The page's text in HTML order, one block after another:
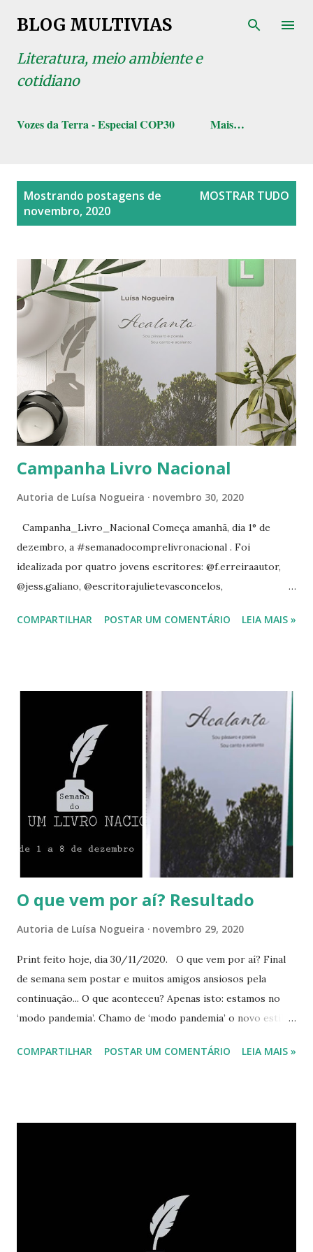
Pular para o conteúdo principal
BLOG MULTIVIAS
Literatura, meio ambiente e
cotidiano
Vozes da Terra - Especial COP30 Mais…
Mostrando postagens de
novembro, 2020
MOSTRAR TUDO
Campanha Livro Nacional
Autoria de Luísa Nogueira novembro 30, 2020
Campanha_Livro_Nacional Começa amanhã, dia 1° de
dezembro, a #semanadocomprelivronacional . Foi
idealizada por quatro jovens escritores: @f.erreiraautor,
@jess.galiano, @escritorajulietevasconcelos,
livros de escritores brasileiros. Precisamos ler, alguém
escritores. Em uma pesquisa feita para a escolha do
patrono da Semana do Livro Nacional, foram citados vários
escritores, como Machado de Assis, Ariano Suassuna,
Manoel de Barros, João Cabral de Melo Neto, Carlos
Drummond de Andrade, João Ubaldo Ribeiro, Paulo Coelho,
Rachel de Queiroz, Clarice Lispector, Augusto dos Anjos,
Guimarães Rosa, Jorge Amado, Érico Veríssimo, Carolina de
Jesus, Lygia Fagundes Telles, entre outros grandes de
nossa literatura. Vamos ler seus livros? Amo todos eles,
tenho livros de qua...
COMPARTILHAR POSTAR UM COMENTÁRIO LEIA MAIS »
O que vem por aí? Resultado
Autoria de Luísa Nogueira novembro 29, 2020
Print feito hoje, dia 30/11/2020. O que vem por aí? Final
de semana sem postar e muitos amigos ansiosos pela
continuação... O que aconteceu? Apenas isto: estamos no
‘modo pandemia’. Chamo de ‘modo pandemia’ o novo estilo
caminhamos segundo seu ritmo ou ele nos vence. Alguns
do livro nacional é verdadeira, que tem relançamento de
livro com capa nova e que está chegando um novo livro. E
aquela história do milhão de visualizações? Afinal... é
COMPARTILHAR POSTAR UM COMENTÁRIO LEIA MAIS »